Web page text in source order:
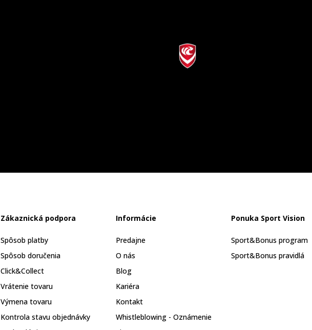
Zákaznická podpora
Spôsob platby
Spôsob doručenia
Click&Collect
Vrátenie tovaru
Výmena tovaru
Kontrola stavu objednávky
Informácie
Predajne
O nás
Blog
Kariéra
Kontakt
Whistleblowing - Oznámenie
Ponuka Sport Vision
Sport&Bonus program
Sport&Bonus pravidlá